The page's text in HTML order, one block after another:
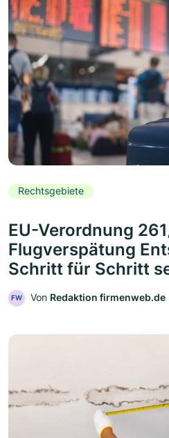
Rechtsgebiete
EU-Verordnung
Flugverspätung
Schritt für Schritt
FW Von Redaktion firmenweb.de